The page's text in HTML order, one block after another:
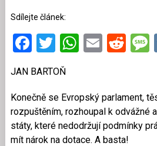
Sdílejte článek:
Facebook
TwitterEmail
JAN BARTOŇ
Konečně se Evropský parlament,
rozpuštěním, rozhoupal k odvážné
státy, které nedodržují podmínky
mít nárok na dotace. A basta!